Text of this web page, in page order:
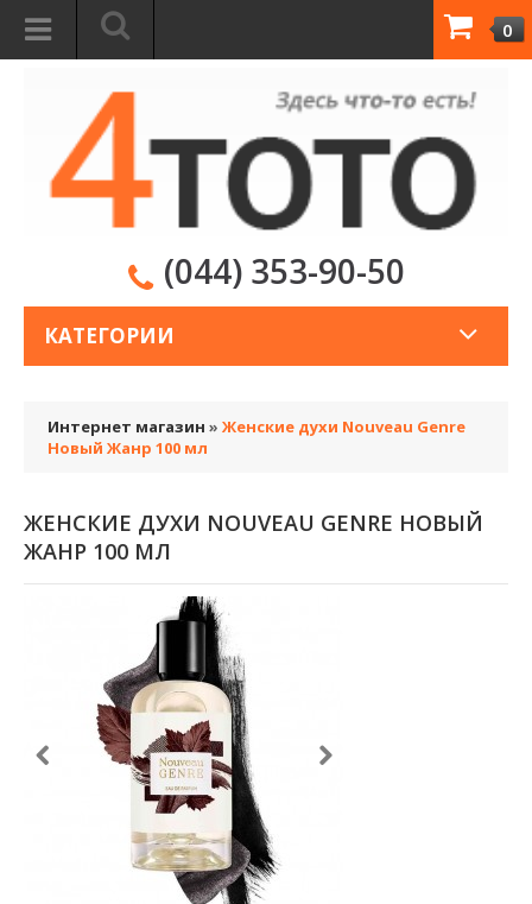
0
(044) 353-90-50
КАТЕГОРИИ
Интернет магазин » Женские духи Nouveau Genre
Новый Жанр 100 мл
ЖЕНСКИЕ ДУХИ NOUVEAU GENRE НОВЫЙ
ЖАНР 100 МЛ